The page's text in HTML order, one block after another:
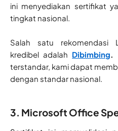
ini menyediakan sertifikat
tingkat nasional.
Salah satu rekomendasi
kredibel adalah Dibimbing.
terstandar, kami dapat
dengan standar nasional.
3. Microsoft Office